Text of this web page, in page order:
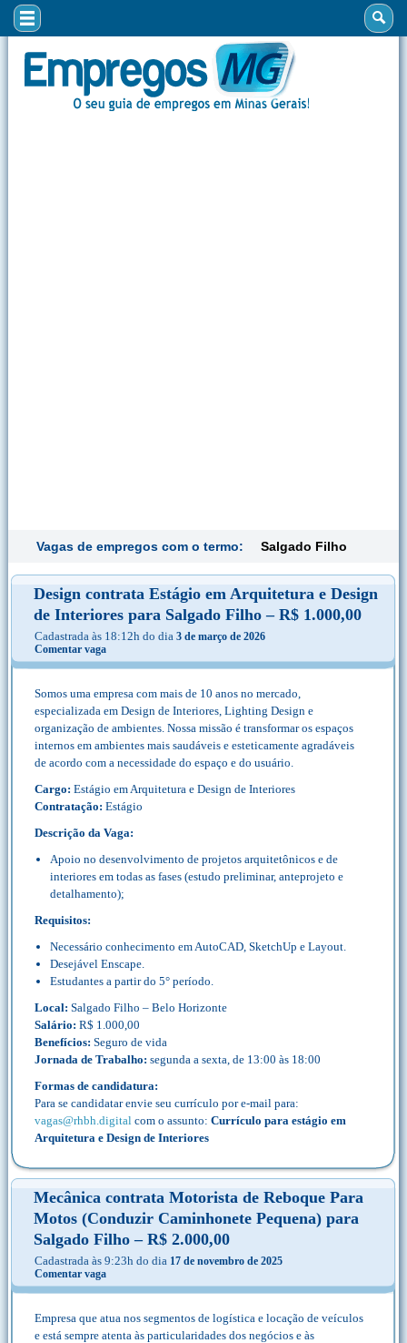
Vagas de empregos com o termo: Salgado Filho
Design contrata Estágio em Arquitetura e Design
de Interiores para Salgado Filho – R$ 1.000,00
Cadastrada às 18:12h do dia 3 de março de 2026
Comentar vaga
Somos uma empresa com mais de 10 anos no mercado,
especializada em Design de Interiores, Lighting Design e
organização de ambientes. Nossa missão é transformar os espaços
internos em ambientes mais saudáveis e esteticamente agradáveis
de acordo com a necessidade do espaço e do usuário.
Cargo: Estágio em Arquitetura e Design de Interiores
Contratação: Estágio
Descrição da Vaga:
Apoio no desenvolvimento de projetos arquitetônicos e de
interiores em todas as fases (estudo preliminar, anteprojeto e
detalhamento);
Requisitos:
Necessário conhecimento em AutoCAD, SketchUp e Layout.
Desejável Enscape.
Estudantes a partir do 5° período.
Local: Salgado Filho – Belo Horizonte
Salário: R$ 1.000,00
Benefícios: Seguro de vida
Jornada de Trabalho: segunda a sexta, de 13:00 às 18:00
Formas de candidatura:
Para se candidatar envie seu currículo por e-mail para:
vagas@rhbh.digital com o assunto: Currículo para estágio em
Arquitetura e Design de Interiores
Mecânica contrata Motorista de Reboque Para
Motos (Conduzir Caminhonete Pequena) para
Salgado Filho – R$ 2.000,00
Cadastrada às 9:23h do dia 17 de novembro de 2025
Comentar vaga
Empresa que atua nos segmentos de logística e locação de veículos
e está sempre atenta às particularidades dos negócios e às